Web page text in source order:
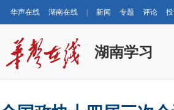
华声在线 湖南在线 新闻 专题 评论
湖南学习